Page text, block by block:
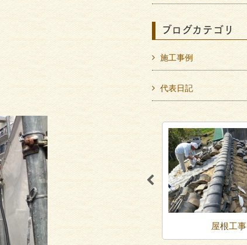
ブログカテゴリ
施工事例
代表日記
外壁塗装 屋根工事